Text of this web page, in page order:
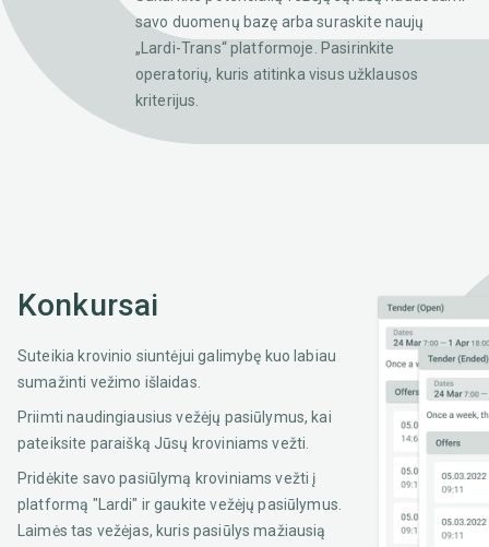
savo duomenų bazę arba suraskite naujų
„Lardi-Trans“ platformoje. Pasirinkite
operatorių, kuris atitinka visus užklausos
kriterijus.
Konkursai
Suteikia krovinio siuntėjui galimybę kuo labiau
sumažinti vežimo išlaidas.
Priimti naudingiausius vežėjų pasiūlymus, kai
pateiksite paraišką Jūsų kroviniams vežti.
Pridėkite savo pasiūlymą kroviniams vežti į
platformą "Lardi" ir gaukite vežėjų pasiūlymus.
Laimės tas vežėjas, kuris pasiūlys mažiausią